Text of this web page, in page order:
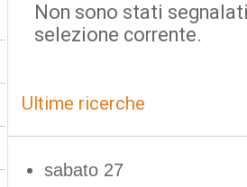
Non sono stati
selezione corrente.
Ultime ricerche
sabato 27